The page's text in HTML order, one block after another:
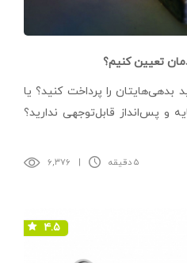
تعیین کنیم؟
بدهی‌هایتان را پرداخت کنید؟ یا
و پس‌انداز قابل‌توجهی ندارید؟
۶,۳۷۶ | ۵ دقیقه
۴.۵